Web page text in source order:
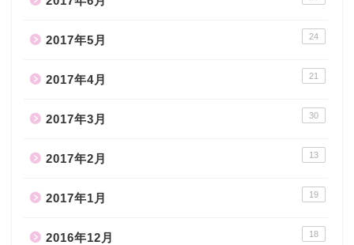
2017年5月 24
2017年4月 21
2017年3月 30
2017年2月 13
2017年1月 19
2016年12月 18